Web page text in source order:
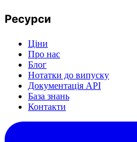
Ресурси
Ціни
Про нас
Блог
Нотатки до випуску
Документація API
База знань
Контакти